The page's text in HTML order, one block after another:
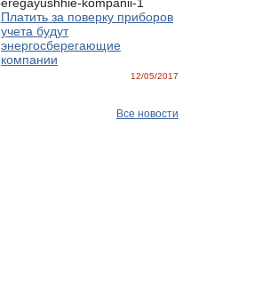
Платить за поверку приборов
учета будут
энергосберегающие
компании
12/05/2017
Все новости